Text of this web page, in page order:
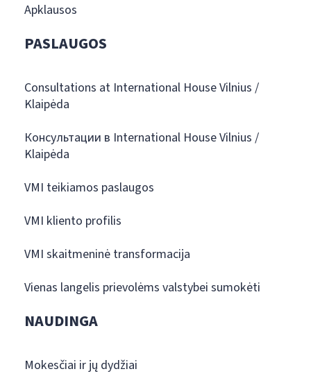
Apklausos
PASLAUGOS
Consultations at International House Vilnius /
Klaipėda
Консультации в International House Vilnius /
Klaipėda
VMI teikiamos paslaugos
VMI kliento profilis
VMI skaitmeninė transformacija
Vienas langelis prievolėms valstybei sumokėti
NAUDINGA
Mokesčiai ir jų dydžiai